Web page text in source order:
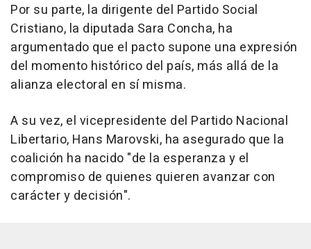
Por su parte, la dirigente del Partido Social
Cristiano, la diputada Sara Concha, ha
argumentado que el pacto supone una expresión
del momento histórico del país, más allá de la
alianza electoral en sí misma.
A su vez, el vicepresidente del Partido Nacional
Libertario, Hans Marovski, ha asegurado que la
coalición ha nacido "de la esperanza y el
compromiso de quienes quieren avanzar con
carácter y decisión".